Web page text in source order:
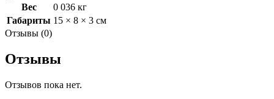
Вес
0 036 кг
Габариты 15 × 8 × 3 см
Отзывы (0)
Отзывы
Отзывов пока нет.